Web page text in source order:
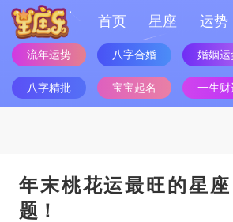
首页 星座 运势
流年运势 八字合婚 婚姻运
八字精批 宝宝起名 一生财
年末桃花运最旺的星
题！